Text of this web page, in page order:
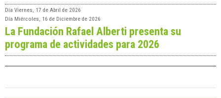
Día Viernes, 17 de Abril de 2026
Día Miércoles, 16 de Diciembre de 2026
La Fundación Rafael Alberti presenta su
programa de actividades para 2026